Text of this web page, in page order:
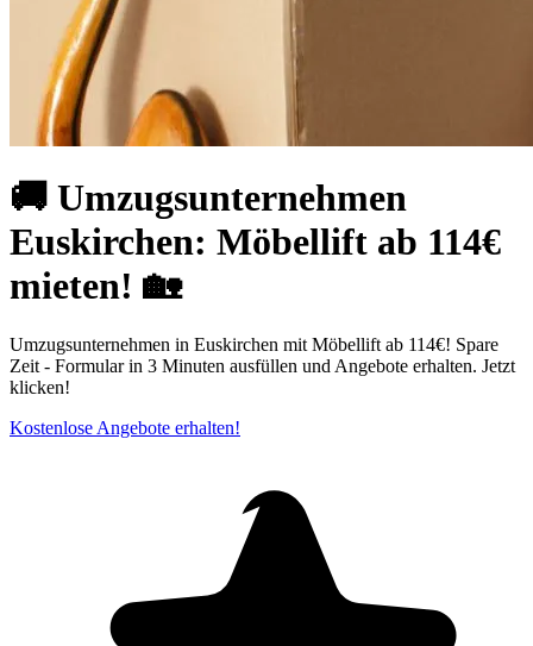
🚚 Umzugsunternehmen
Euskirchen: Möbellift ab 114€
mieten! 🏡
Umzugsunternehmen in Euskirchen mit Möbellift ab 114€! Spare
Zeit - Formular in 3 Minuten ausfüllen und Angebote erhalten. Jetzt
klicken!
Kostenlose Angebote erhalten!